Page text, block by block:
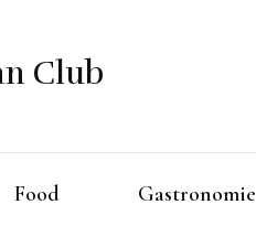
Club
Food Gastronomie